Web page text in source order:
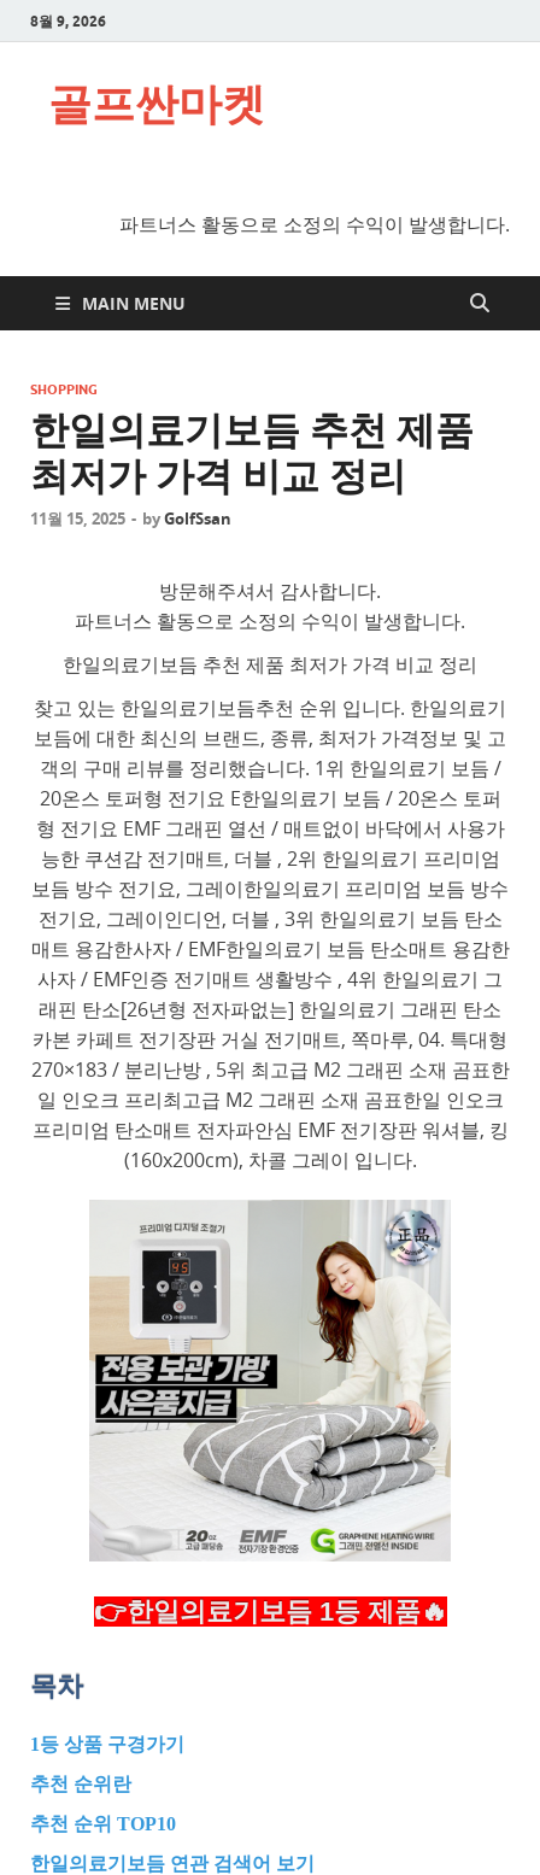
8월 9, 2026
골프싼마켓
파트너스 활동으로 소정의 수익이 발생합니다.
MAIN MENU
SHOPPING
한일의료기보듬 추천 제품
최저가 가격 비교 정리
11월 15, 2025 - byGolfSsan
방문해주셔서 감사합니다.
파트너스 활동으로 소정의 수익이 발생합니다.
한일의료기보듬 추천 제품 최저가 가격 비교 정리
찾고 있는 한일의료기보듬추천 순위 입니다. 한일의료기
보듬에 대한 최신의 브랜드, 종류, 최저가 가격정보 및 고
객의 구매 리뷰를 정리했습니다. 1위 한일의료기 보듬 /
20온스 토퍼형 전기요 E한일의료기 보듬 / 20온스 토퍼
형 전기요 EMF 그래핀 열선 / 매트없이 바닥에서 사용가
능한 쿠션감 전기매트, 더블 , 2위 한일의료기 프리미엄
보듬 방수 전기요, 그레이한일의료기 프리미엄 보듬 방수
전기요, 그레이인디언, 더블 , 3위 한일의료기 보듬 탄소
매트 용감한사자 / EMF한일의료기 보듬 탄소매트 용감한
사자 / EMF인증 전기매트 생활방수 , 4위 한일의료기 그
래핀 탄소[26년형 전자파없는] 한일의료기 그래핀 탄소
카본 카페트 전기장판 거실 전기매트, 쪽마루, 04. 특대형
270×183 / 분리난방 , 5위 최고급 M2 그래핀 소재 곰표한
일 인오크 프리최고급 M2 그래핀 소재 곰표한일 인오크
프리미엄 탄소매트 전자파안심 EMF 전기장판 워셔블, 킹
(160x200cm), 차콜 그레이 입니다.
👉한일의료기보듬 1등 제품🔥
목차
1등 상품 구경가기
추천 순위란
추천 순위 TOP10
한일의료기보듬 연관 검색어 보기